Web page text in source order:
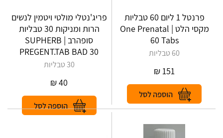
פרנטל 1 ליום 60 טבליות
מקסי הלט | One Prenatal
60 Tabs
60 טבליות
151
₪
פריג'נטלי מולטי ויטמין לנשים
הרות ומניקות 30 טבליות
סופהרב | SUPHERB‎
‎PREGENT‎.‎TAB‎ ‎BAD ‎30
30 טבליות
40
₪